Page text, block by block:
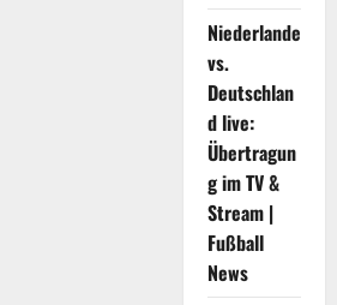
Niederlande
vs.
Deutschlan
d live:
Übertragun
g im TV &
Stream |
Fußball
News